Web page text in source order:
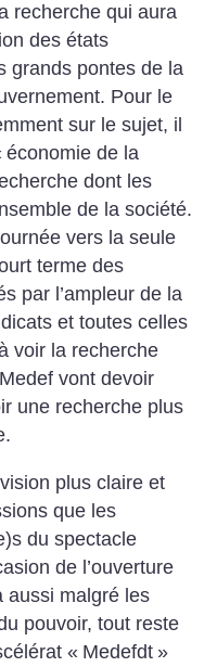
recherche qui aura
des états
grands pontes de la
Pour le
sur le sujet, il
économie de la
dont les
de la société.
vers la seule
terme des
par l’ampleur de la
et toutes celles
voir la recherche
vont devoir
une recherche plus
plus claire et
que les
du spectacle
de l’ouverture
aussi malgré les
pouvoir, tout reste
« Medefdt »